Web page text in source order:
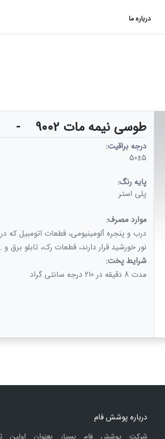
درباره ما
طوسی نیمه مات 9002 -
درجه براقیت:
50±5
پایه رنگ:
پلی استر
موارد مصرف:
درب و پنجره آلومینیومی، قطعات اتومبیل
نور خورشید قرار دارند، قطعات رک، تابلو برق
شرایط پخت:
مدت 8 دقیقه در 210 درجه سانتی گراد
درباره پوشش فام
شرکت پوشش فام بسپار بعنوان اولین